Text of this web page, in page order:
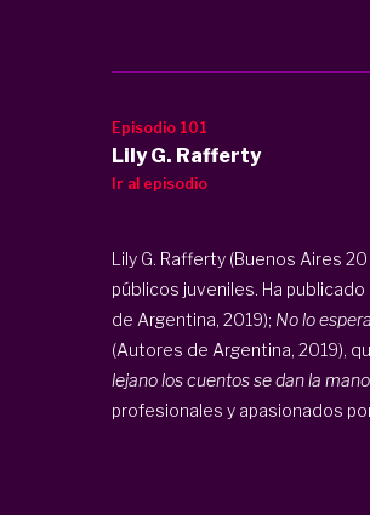
Episodio 101
Lily G. Rafferty
Ir al episodio
Lily G. Rafferty (Buenos Aires
públicos juveniles. Ha
de Argentina, 2019); No lo
(Autores de Argentina, 2019),
lejano los cuentos se dan la mano
profesionales y apasionados